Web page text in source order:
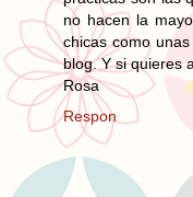
no hacen la
chicas como
blog. Y si quieres
Rosa
Respon